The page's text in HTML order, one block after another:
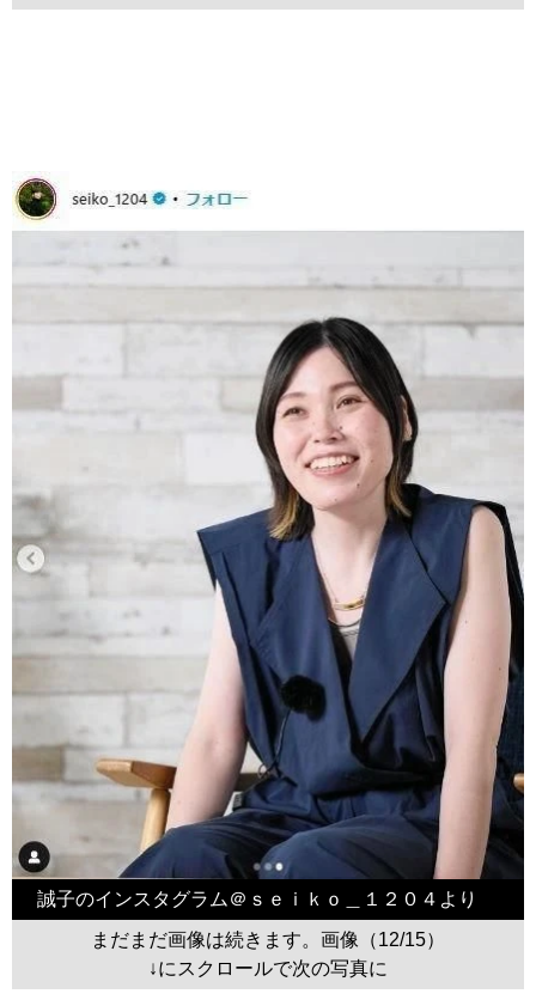
誠子のインスタグラム＠ｓｅｉｋｏ＿１２０４より
まだまだ画像は続きます。画像（12/15）
↓にスクロールで次の写真に